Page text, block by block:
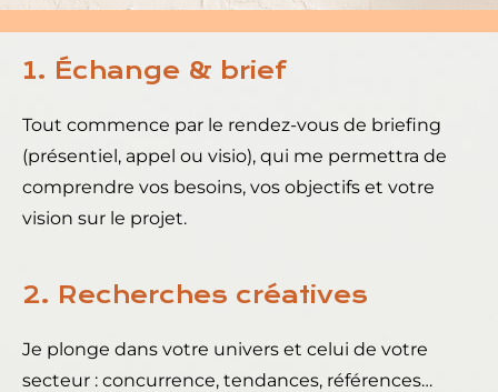
1. Échange & brief
Tout commence par le rendez-vous de briefing
(présentiel, appel ou visio), qui me permettra de
comprendre vos besoins, vos objectifs et votre
vision sur le projet.
2. Recherches créatives
Je plonge dans votre univers et celui de votre
secteur : concurrence, tendances, références…